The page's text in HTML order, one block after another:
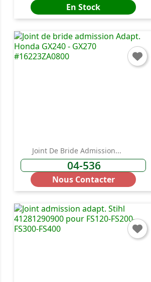
En Stock
Joint De Bride Admission...
04-536
Nous Contacter